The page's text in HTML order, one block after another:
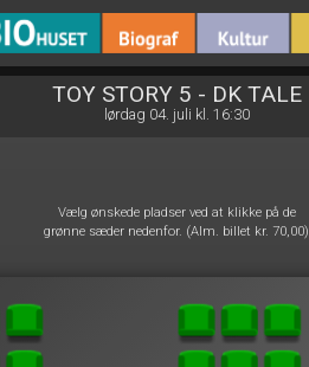
Huset Galten
TOY STORY 5 - DK TALE
lørdag 04. juli kl. 16:30
Vælg ønskede pladser ved at klikke på de
grønne sæder nedenfor. (Alm. billet kr. 70,00)
front05-temp 054410